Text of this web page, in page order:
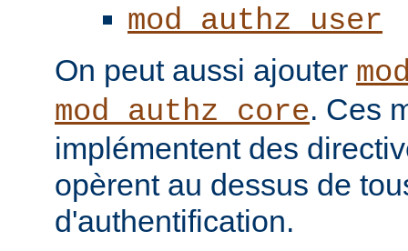
mod_authz_user
On peut aussi ajouter
mod_authz_core. Ces
implémentent des
opèrent au dessus de
d'authentification.